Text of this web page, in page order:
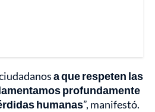
a que respeten las
profundamente
humanas”, manifestó.